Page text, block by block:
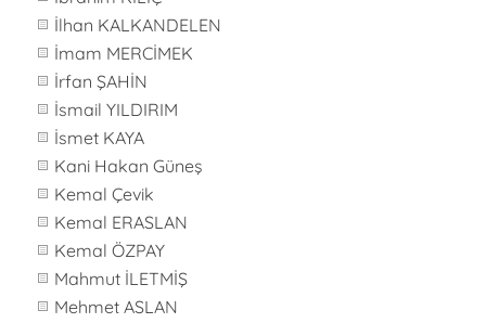
İlhan KALKANDELEN
İmam MERCİMEK
İrfan ŞAHİN
İsmail YILDIRIM
İsmet KAYA
Kani Hakan Güneş
Kemal Çevik
Kemal ERASLAN
Kemal ÖZPAY
Mahmut İLETMİŞ
Mehmet ASLAN